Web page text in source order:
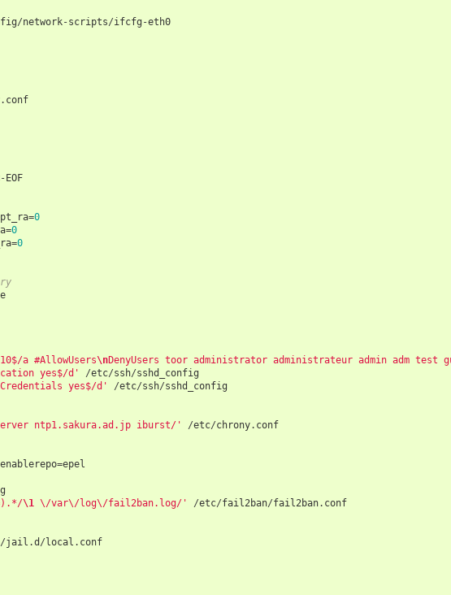
/network-scripts/ifcfg -eth0
. conf
EOF
=0
=0
=0
a #AllowUsers\nDenyUsers toor administrator administrateur admin adm test
yes$/d' /etc/ssh/sshd_config
yes$/d' /etc/ssh/sshd_config
ntp1.sakura.ad.jp iburst/' /etc/chrony. conf
enablerepo=epel
\1 \/var\/log\/fail2ban.log/' /etc/fail2ban/fail2ban. conf
/jail .d /local . conf